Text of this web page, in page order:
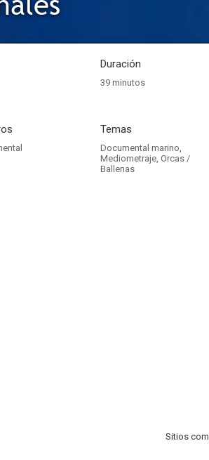
Duración
39 minutos
Temas
Documental marino,
Mediometraje, Orcas /
Ballenas
Sitios